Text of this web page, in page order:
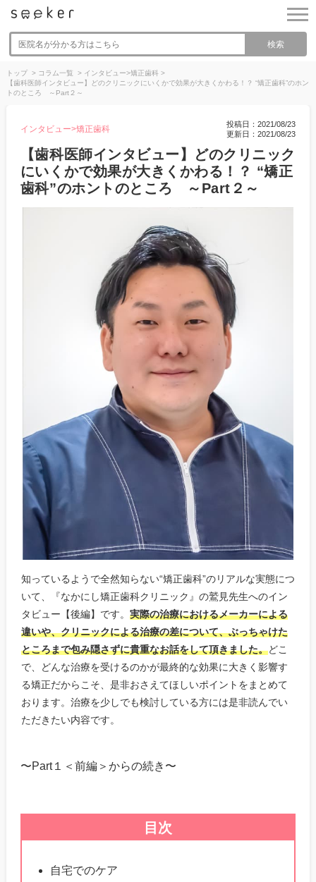
検索
トップ > コラム一覧 > インタビュー>矯正歯科>
【歯科医師インタビュー】どのクリニックにいくかで効果が大きくかわる！？ “矯正歯科”のホン
トのところ ～Part２～
インタビュー>矯正歯科
投稿日：2021/08/23
更新日：2021/08/23
【歯科医師インタビュー】どのクリニック
にいくかで効果が大きくかわる！？ “矯正
歯科”のホントのところ ～Part２～
知っているようで全然知らない“矯正歯科”のリアルな実態につ
いて、『なかにし矯正歯科クリニック』の鷲見先生へのイン
タビュー【後編】です。 実際の治療におけるメーカーによる
違いや、クリニックによる治療の差について、ぶっちゃけた
ところまで包み隠さずに貴重なお話をして頂きました。どこ
で、どんな治療を受けるのかが最終的な効果に大きく影響す
る矯正だからこそ、是非おさえてほしいポイントをまとめて
おります。治療を少しでも検討している方には是非読んでい
ただきたい内容です。
〜Part１＜前編＞からの続き〜
目次
自宅でのケア